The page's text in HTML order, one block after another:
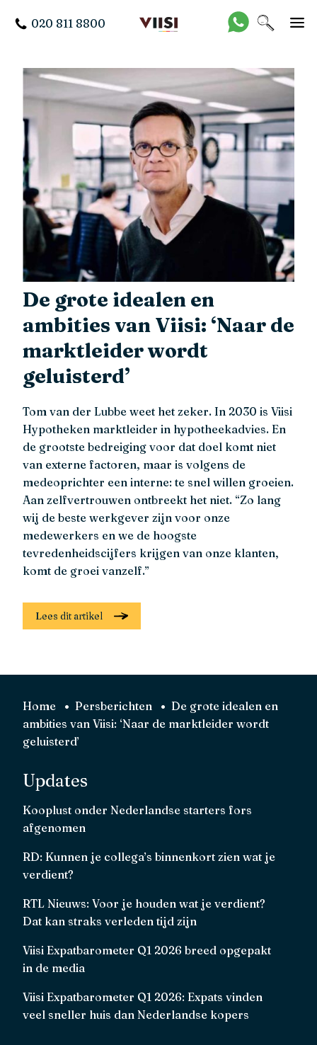
020 811 8800
De grote idealen en
ambities van Viisi: ‘Naar de
marktleider wordt
geluisterd’
Tom van der Lubbe weet het zeker. In 2030 is Viisi
Hypotheken marktleider in hypotheekadvies. En
de grootste bedreiging voor dat doel komt niet
van externe factoren, maar is volgens de
medeoprichter een interne: te snel willen groeien.
Aan zelfvertrouwen ontbreekt het niet. “Zo lang
wij de beste werkgever zijn voor onze
medewerkers en we de hoogste
tevredenheidscijfers krijgen van onze klanten,
komt de groei vanzelf.”
Lees dit artikel
Home Persberichten
De grote idealen en
ambities van Viisi: ‘Naar de marktleider wordt
geluisterd’
Updates
Kooplust onder Nederlandse starters fors
afgenomen
RD: Kunnen je collega’s binnenkort zien wat je
verdient?
RTL Nieuws: Voor je houden wat je verdient?
Dat kan straks verleden tijd zijn
Viisi Expatbarometer Q1 2026 breed opgepakt
in de media
Viisi Expatbarometer Q1 2026: Expats vinden
veel sneller huis dan Nederlandse kopers